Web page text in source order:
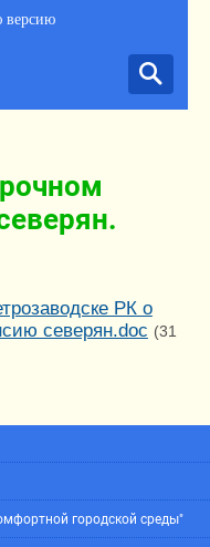
версию
РК о
северян.doc (31
городской среды"